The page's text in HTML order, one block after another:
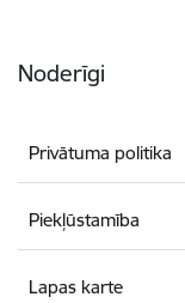
Noderīgi
Privātuma politika
Piekļūstamība
Lapas karte